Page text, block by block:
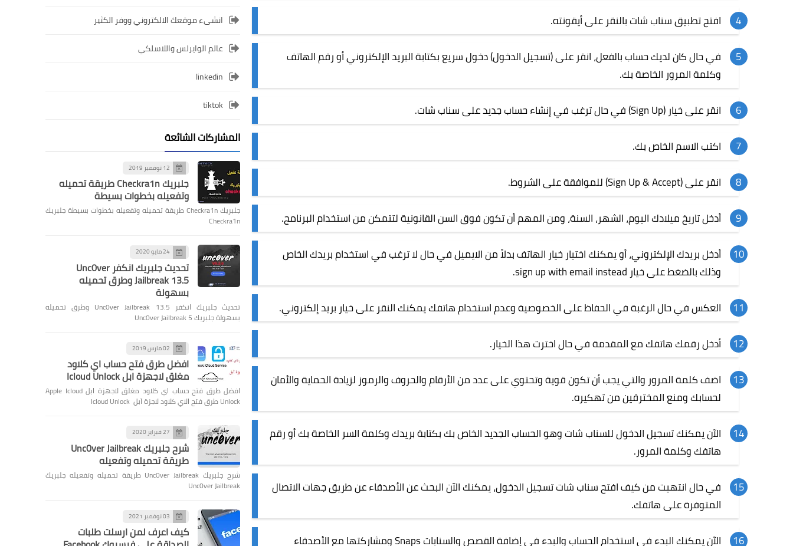
افتح تطبيق سناب شات بالنقر على أيقونته.
في حال كان لديك حساب بالفعل، انقر على (تسجيل الدخول) دخول سريع بكتابة البريد الإلكتروني أو رقم الهاتف
وكلمة المرور الخاصة بك.
انقر على خيار (Sign Up) في حال ترغب في إنشاء حساب جديد على سناب شات.
اكتب الاسم الخاص بك.
انقر على (Sign Up & Accept) للموافقة على الشروط.
أدخل تاريخ ميلادك اليوم، الشهر، السنة، ومن المهم أن تكون فوق السن القانونية لتتمكن من استخدام البرنامج.
أدخل بريدك الإلكتروني، أو يمكنك اختيار خيار الهاتف بدلاً من الايميل في حال لا ترغب في استخدام بريدك الخاص
وذلك بالضغط على خيار sign up with email instead.
العكس في حال الرغبة في الحفاظ على الخصوصية وعدم استخدام هاتفك يمكنك النقر على خيار بريد إلكتروني.
أدخل رقمك هاتفك مع المقدمة في حال اخترت هذا الخيار.
اضف كلمة المرور والتي يجب أن تكون قوية وتحتوي على عدد من الأرقام والحروف والرموز لزيادة الحماية والأمان
لحسابك ومنع المخترقين من تهكيره.
الآن يمكنك تسجيل الدخول للسناب شات وهو الحساب الجديد الخاص بك بكتابة بريدك وكلمة السر الخاصة بك أو رقم
هاتفك وكلمة المرور.
في حال انتهيت من كيف افتح سناب شات تسجيل الدخول، يمكنك الآن البحث عن الأصدقاء عن طريق جهات الاتصال
المتوفرة على هاتفك.
الآن يمكنك البدء في استخدام الحساب والبدء في إضافة القصص والسنابات Snaps ومشاركتها مع الأصدقاء
انشىء موقعك الالكتروني ووفر الكثير
عالم الوايرلس واللاسلكي
linkedin
tiktok
المشاركات الشائعة
12 نوفمبر 2019
جلبريك Checkra1n طريقة تحميله
وتفعيله بخطوات بسيطة
جلبريك Checkra1n طريقة تحميله وتفعيله بخطوات بسيطة جلبريك
Checkra1n
24 مايو 2020
تحديث جلبريك انكفر Unc0ver
Jailbreak 13.5 وطرق تحميله
بسهولة
تحديث جلبريك انكفر Unc0ver Jailbreak 13.5 وطرق تحميله
بسهولة جلبريك Unc0ver Jailbreak 5
02 مارس 2019
افضل طرق فتح حساب اي كلاود
مغلق لاجهزة ابل Icloud Unlock
افضل طرق فتح حساب اي كلاود مغلق لاجهزة ابل Apple Icloud
Unlock طرق فتح الاي كلاود لاجزة آبل Icloud Unlock
27 فبراير 2020
شرح جلبريك Unc0ver Jailbreak
طريقة تحميله وتفعيله
شرح جلبريك Unc0ver Jailbreak طريقة تحميله وتفعيله جلبريك
Unc0ver Jailbreak
03 نوفمبر 2021
كيف اعرف لمن ارسلت طلبات